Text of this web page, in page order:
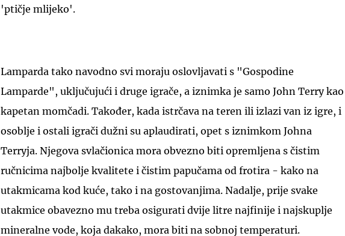
'ptičje mlijeko'.
Lamparda tako navodno svi moraju oslovljavati s "Gospodine
Lamparde", uključujući i druge igrače, a iznimka je samo John Terry kao
kapetan momčadi. Također, kada istrčava na teren ili izlazi van iz igre, i
osoblje i ostali igrači dužni su aplaudirati, opet s iznimkom Johna
Terryja. Njegova svlačionica mora obvezno biti opremljena s čistim
ručnicima najbolje kvalitete i čistim papučama od frotira - kako na
utakmicama kod kuće, tako i na gostovanjima. Nadalje, prije svake
utakmice obavezno mu treba osigurati dvije litre najfinije i najskuplje
mineralne vode, koja dakako, mora biti na sobnoj temperaturi.